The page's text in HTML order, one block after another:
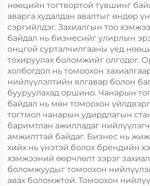
нөөцийн тогтвортой түвшинг
аварга худалдан авалтыг өндөр
сэргийлдэг. Захиалгын тоо
байдал нь бизнесийг улирлын
онцгой сурталчилгааны үед
тохируулах боломжийг олгодог.
холбогдол нь томоохон
нийлүүлэлтийн ялгавар болон
бууруулахад оршино. Чанарын
байдал нь мөн томоохон
тогтмол чанарын удирдлагын
баримтлан ажилладаг
амжилттай байдаг. Бизнес нь
хийх нь үнэтэй болох брендийн
хэмжээний өөрчлөлт зэрэг
боломжуудыг томоохон
авах боломжтой. Томоохон